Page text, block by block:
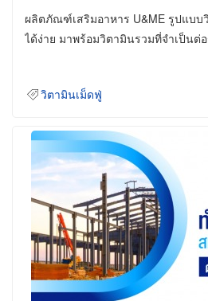
ผลิตภัณฑ์เสริมอาหาร U&ME รูปแบ
ได้ง่าย มาพร้อมวิตามินรวมที่จำเป็นต่
วิตามินเม็ดฟู่